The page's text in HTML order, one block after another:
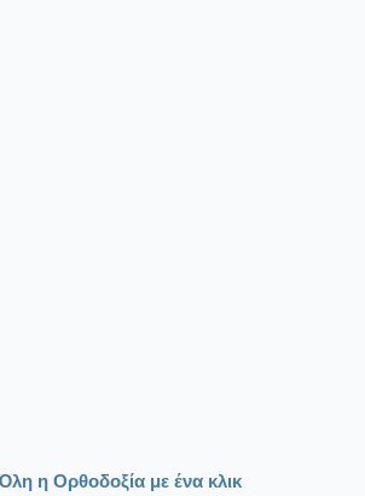
η Ορθοδοξία με ένα κλικ